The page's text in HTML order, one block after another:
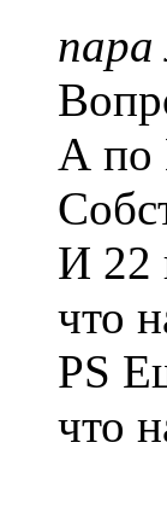
пара
А по
И 22
что
PS
что